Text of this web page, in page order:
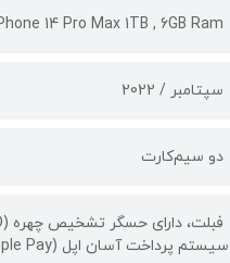
14 Pro Max 1TB , 6GB Ram
سپتامبر / 2022
دو سیم‌کارت
سیستم پرداخت آسان اپل (Apple Pay)